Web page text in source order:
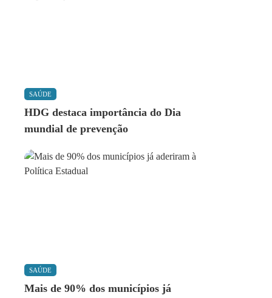
SAÚDE
HDG destaca importância do Dia
mundial de prevenção
SAÚDE
Mais de 90% dos municípios já